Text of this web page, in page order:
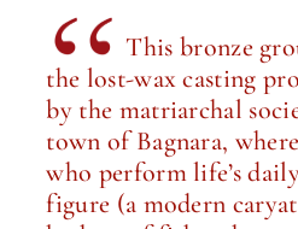
This bronze
the lost-wax casting
by the matriarchal
town of Bagnara,
who perform life’s
figure (a modern